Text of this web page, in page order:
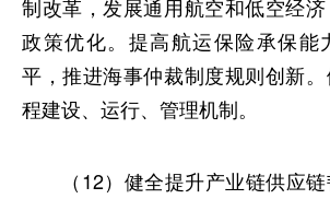
制改革，发展通用航空和低空经
政策优化。提高航运保险承保能
平，推进海事仲裁制度规则创新
程建设、运行、管理机制。
（12）健全提升产业链供应